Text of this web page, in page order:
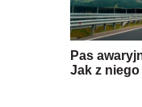
Pas
Jak z